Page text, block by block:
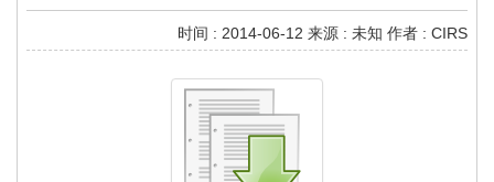
时间 : 2014-06-12 来源 : 未知 作者 : CIRS